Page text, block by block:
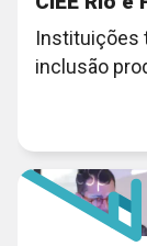
Instituições
inclusão